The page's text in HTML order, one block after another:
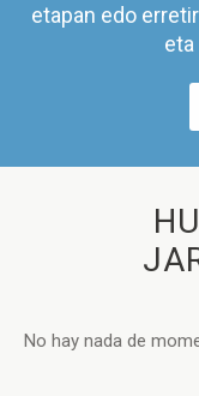
etapan edo
eta
No hay nada de